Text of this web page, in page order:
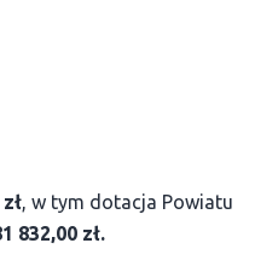
, w tym dotacja Powiatu
832,00 zł.